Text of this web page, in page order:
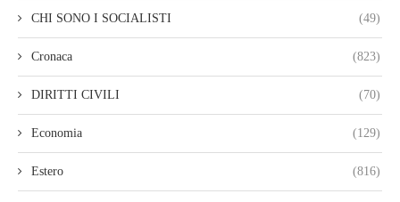
CHI SONO I SOCIALISTI (49)
Cronaca (823)
DIRITTI CIVILI (70)
Economia (129)
Estero (816)